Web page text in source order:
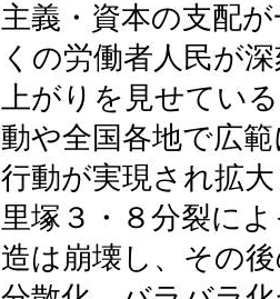
主義・資本の支配
くの労働者人民が
上がりを見せてい
動や全国各地で広
行動が実現され拡
里塚３・８分裂に
造は崩壊し、その